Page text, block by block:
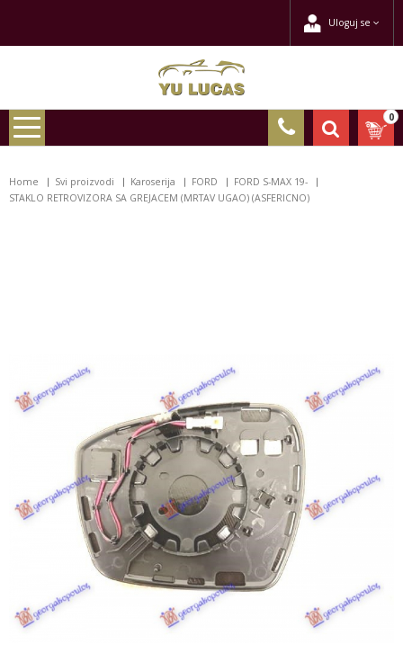
Uloguj se
0
Home Svi proizvodi Karoserija FORD
FORD S-MAX 19-
STAKLO RETROVIZORA SA GREJACEM (MRTAV UGAO) (ASFERICNO)